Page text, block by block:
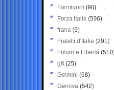
Formigoni (90)
Forza Italia (596)
frana (9)
Fratelli d'Italia (291)
Futuro e Libertà
g8 (25)
Gelmini (68)
Genova (542)